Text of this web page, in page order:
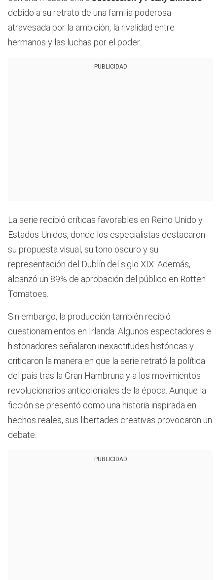
debido a su retrato de una familia poderosa
atravesada por la ambición, la rivalidad entre
hermanos y las luchas por el poder.
PUBLICIDAD
La serie recibió críticas favorables en Reino Unido y
Estados Unidos, donde los especialistas destacaron
su propuesta visual, su tono oscuro y su
representación del Dublín del siglo XIX. Además,
alcanzó un 89% de aprobación del público en Rotten
Tomatoes.
Sin embargo, la producción también recibió
cuestionamientos en Irlanda. Algunos espectadores e
historiadores señalaron inexactitudes históricas y
criticaron la manera en que la serie retrató la política
del país tras la Gran Hambruna y a los movimientos
revolucionarios anticoloniales de la época. Aunque la
ficción se presentó como una historia inspirada en
hechos reales, sus libertades creativas provocaron un
debate.
PUBLICIDAD